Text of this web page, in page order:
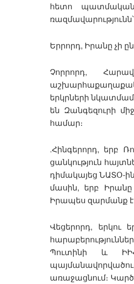
հետո պատմական
Երրորդ, Իրանը չի
Չորրորդ,
երկրների
են Զանգեզուրի
համար։
.Հինգերորդ, երբ
ցանկություն
դիմակայեց ՆԱՏՕ-
մասին, երբ Իրանը
Իրապես զարմանք է
Վեցերորդ, երկու
Պուտինի և
առաջացնում։